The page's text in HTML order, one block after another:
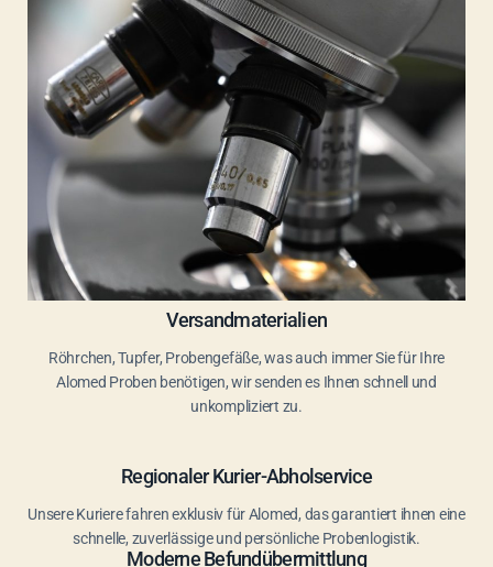
Versandmaterialien
Röhrchen, Tupfer, Probengefäße, was auch immer Sie für Ihre
Alomed Proben benötigen, wir senden es Ihnen schnell und
unkompliziert zu.
Regionaler Kurier-Abholservice
Unsere Kuriere fahren exklusiv für Alomed, das garantiert ihnen eine
schnelle, zuverlässige und persönliche Probenlogistik.
Moderne Befundübermittlung